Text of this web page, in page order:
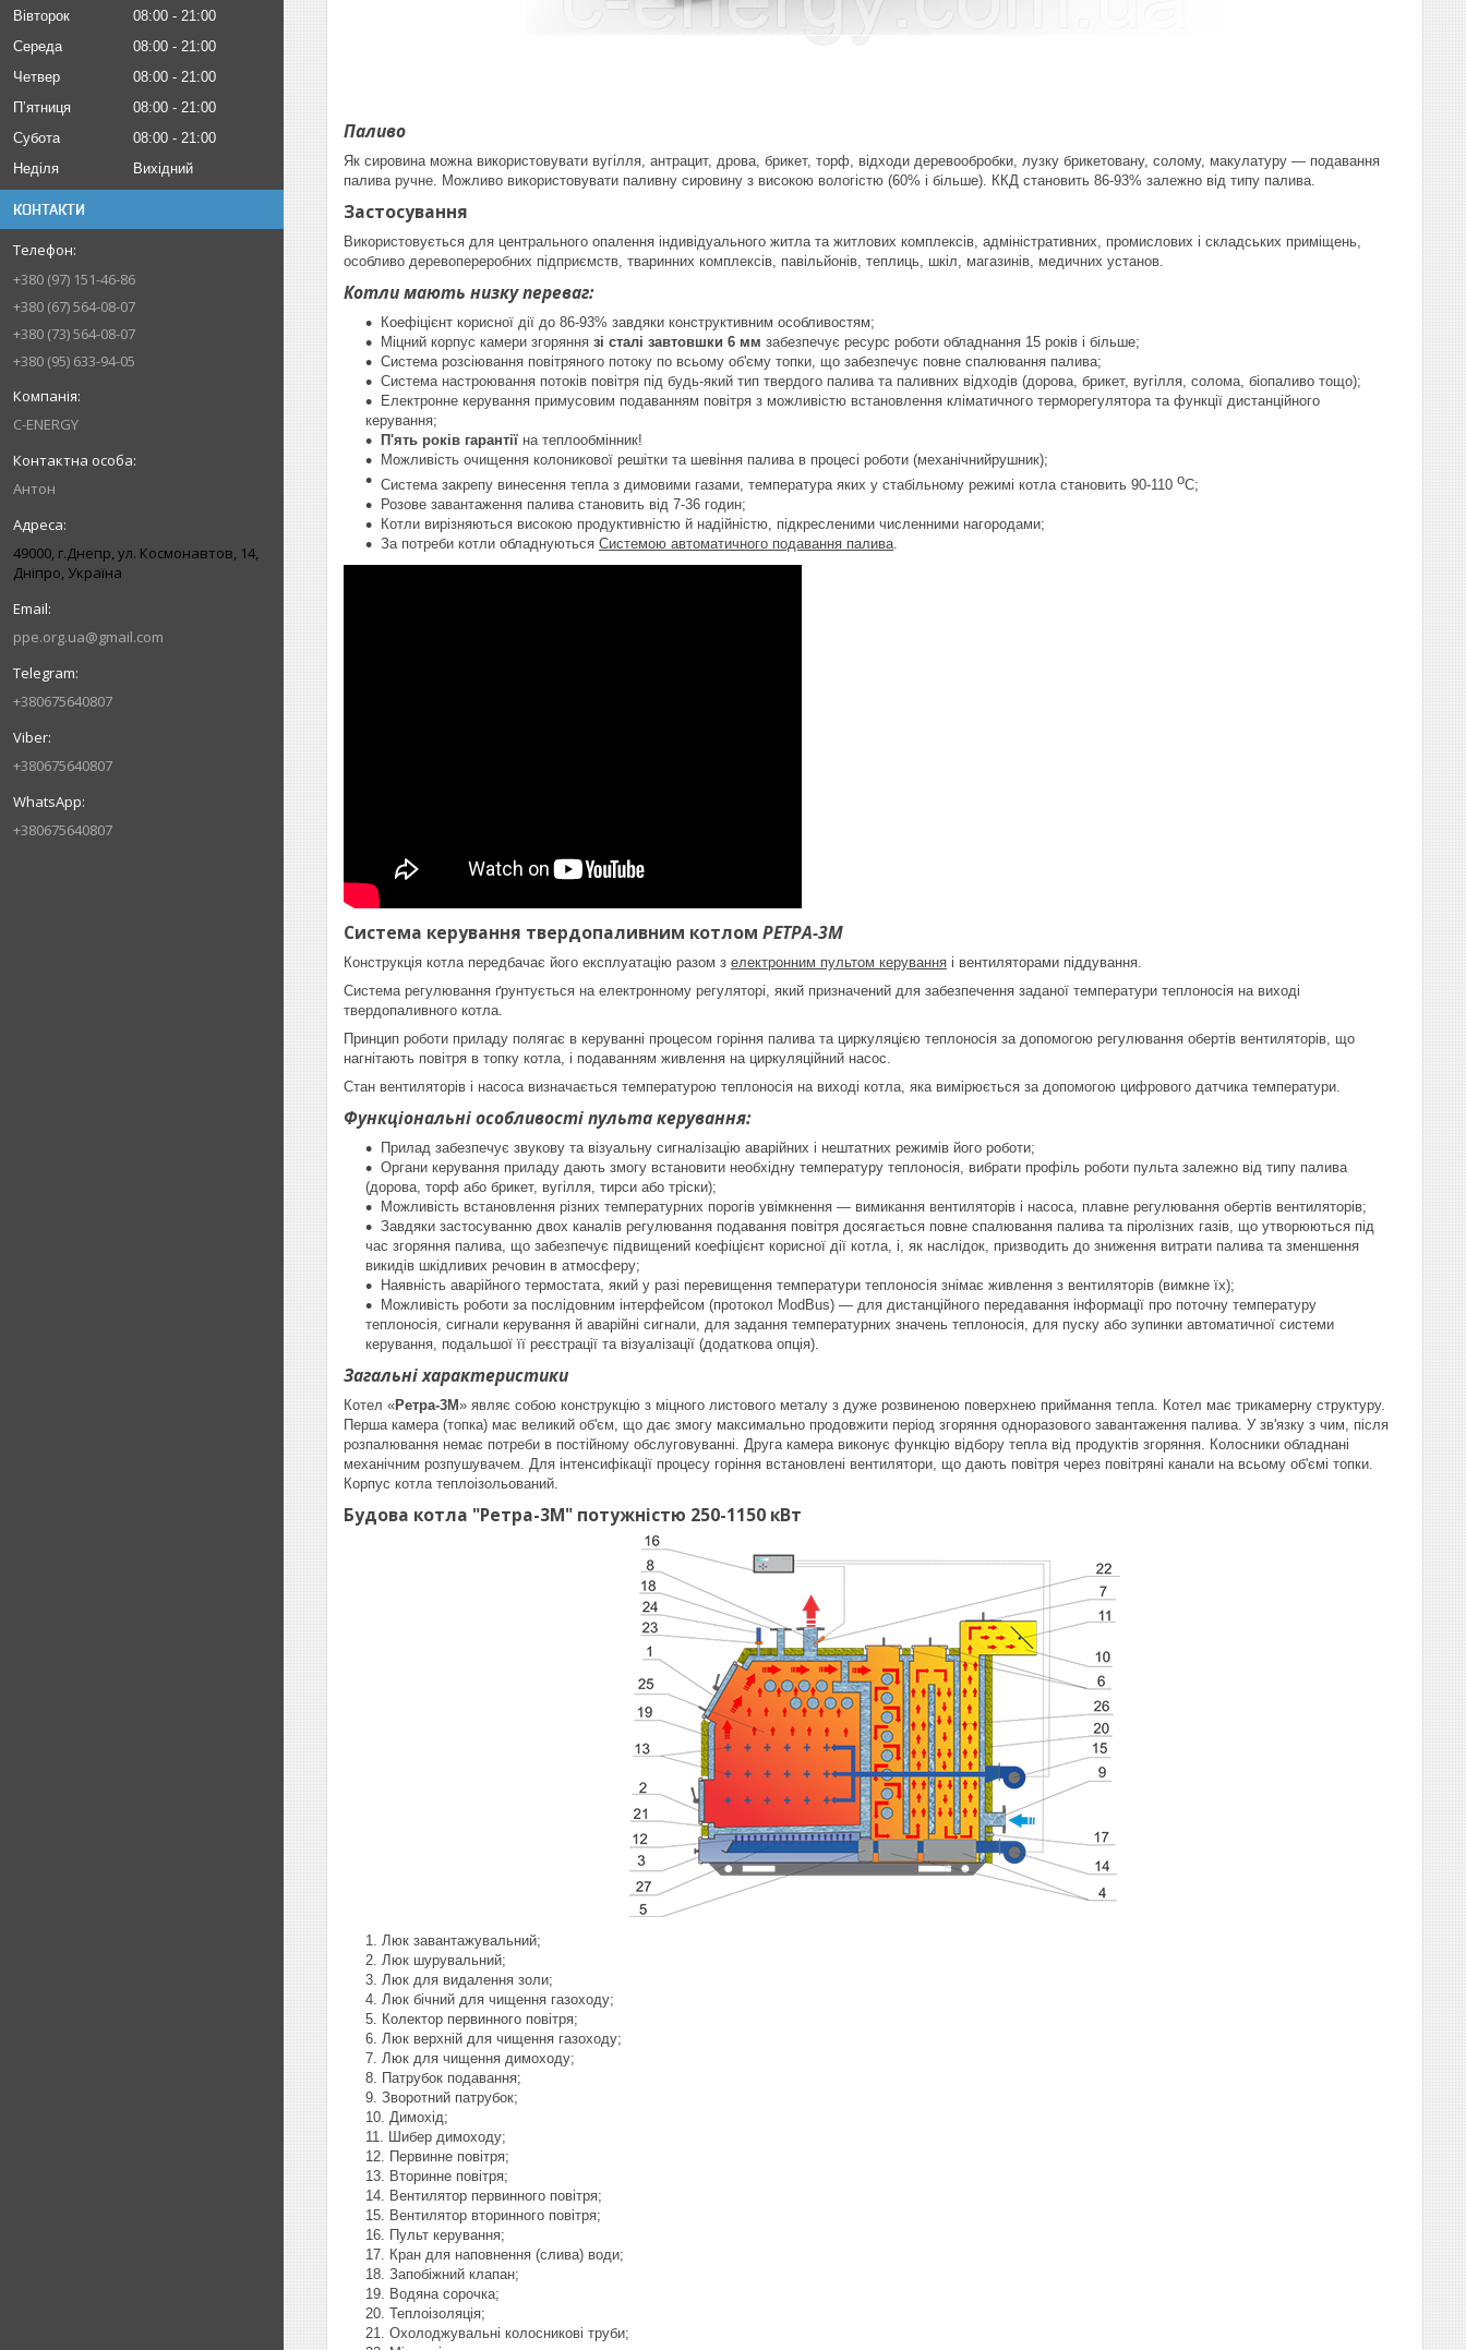
Вівторок
08:00
21:00
Середа
08:00
21:00
Четвер
08:00
21:00
Пʼятниця
08:00
21:00
Субота
08:00
21:00
Неділя
Вихідний
КОНТАКТИ
+380 (97) 151-46-86
+380 (67) 564-08-07
+380 (73) 564-08-07
+380 (95) 633-94-05
C-ENERGY
Антон
49000, г.Днепр, ул. Космонавтов, 14,
Дніпро, Україна
ppe.org.ua@gmail.com
+380675640807
+380675640807
+380675640807
Паливо
Як сировина можна використовувати вугілля, антрацит, дрова, брикет, торф, відходи деревообробки, лузку брикетовану, солому, макулатуру — подавання
палива ручне. Можливо використовувати паливну сировину з високою вологістю (60% і більше). ККД становить 86-93% залежно від типу палива.
Застосування
Використовується для центрального опалення індивідуального житла та житлових комплексів, адміністративних, промислових і складських приміщень,
особливо деревопереробних підприємств, тваринних комплексів, павільйонів, теплиць, шкіл, магазинів, медичних установ.
Котли мають низку переваг:
Коефіцієнт корисної дії до 86-93% завдяки конструктивним особливостям;
Міцний корпус камери згоряння зі сталі завтовшки 6 мм забезпечує ресурс роботи обладнання 15 років і більше;
Система розсіювання повітряного потоку по всьому об'єму топки, що забезпечує повне спалювання палива;
Система настроювання потоків повітря під будь-який тип твердого палива та паливних відходів (дорова, брикет, вугілля, солома, біопаливо тощо);
Електронне керування примусовим подаванням повітря з можливістю встановлення кліматичного терморегулятора та функції дистанційного
керування;
П'ять років гарантії на теплообмінник!
Можливість очищення колоникової решітки та шевіння палива в процесі роботи (механічнийрушник);
Система закрепу винесення тепла з димовими газами, температура яких у стабільному режимі котла становить 90-110 оС;
Розове завантаження палива становить від 7-36 годин;
Котли вирізняються високою продуктивністю й надійністю, підкресленими численними нагородами;
За потреби котли обладнуються Системою автоматичного подавання палива.
Система керування твердопаливним котлом РЕТРА-3М
Конструкція котла передбачає його експлуатацію разом з електронним пультом керування і вентиляторами піддування.
Система регулювання ґрунтується на електронному регуляторі, який призначений для забезпечення заданої температури теплоносія на виході
твердопаливного котла.
Принцип роботи приладу полягає в керуванні процесом горіння палива та циркуляцією теплоносія за допомогою регулювання обертів вентиляторів, що
нагнітають повітря в топку котла, і подаванням живлення на циркуляційний насос.
Стан вентиляторів і насоса визначається температурою теплоносія на виході котла, яка вимірюється за допомогою цифрового датчика температури.
Функціональні особливості пульта керування:
Прилад забезпечує звукову та візуальну сигналізацію аварійних і нештатних режимів його роботи;
Органи керування приладу дають змогу встановити необхідну температуру теплоносія, вибрати профіль роботи пульта залежно від типу палива
(дорова, торф або брикет, вугілля, тирси або тріски);
Можливість встановлення різних температурних порогів увімкнення — вимикання вентиляторів і насоса, плавне регулювання обертів вентиляторів;
Завдяки застосуванню двох каналів регулювання подавання повітря досягається повне спалювання палива та піролізних газів, що утворюються під
час згоряння палива, що забезпечує підвищений коефіцієнт корисної дії котла, і, як наслідок, призводить до зниження витрати палива та зменшення
викидів шкідливих речовин в атмосферу;
Наявність аварійного термостата, який у разі перевищення температури теплоносія знімає живлення з вентиляторів (вимкне їх);
Можливість роботи за послідовним інтерфейсом (протокол ModBus) — для дистанційного передавання інформації про поточну температуру
теплоносія, сигнали керування й аварійні сигнали, для задання температурних значень теплоносія, для пуску або зупинки автоматичної системи
керування, подальшої її реєстрації та візуалізації (додаткова опція).
Загальні характеристики
Котел «Ретра-3М» являє собою конструкцію з міцного листового металу з дуже розвиненою поверхнею приймання тепла. Котел має трикамерну структуру.
Перша камера (топка) має великий об'єм, що дає змогу максимально продовжити період згоряння одноразового завантаження палива. У зв'язку з чим, після
розпалювання немає потреби в постійному обслуговуванні. Друга камера виконує функцію відбору тепла від продуктів згоряння. Колосники обладнані
механічним розпушувачем. Для інтенсифікації процесу горіння встановлені вентилятори, що дають повітря через повітряні канали на всьому об'ємі топки.
Корпус котла теплоізольований.
Будова котла "Ретра-3М" потужністю 250-1150 кВт
Люк завантажувальний;
Люк шурувальний;
Люк для видалення золи;
Люк бічний для чищення газоходу;
Колектор первинного повітря;
Люк верхній для чищення газоходу;
Люк для чищення димоходу;
Патрубок подавання;
Зворотний патрубок;
Димохід;
Шибер димоходу;
Первинне повітря;
Вторинне повітря;
Вентилятор первинного повітря;
Вентилятор вторинного повітря;
Пульт керування;
Кран для наповнення (слива) води;
Запобіжний клапан;
Водяна сорочка;
Теплоізоляція;
Охолоджувальні колосникові труби;